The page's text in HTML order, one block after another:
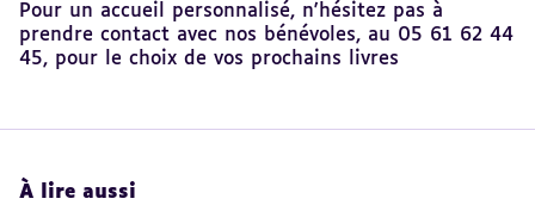
Pour un accueil personnalisé, n'hésitez pas à
prendre contact avec nos bénévoles, au 05 61 62 44
45, pour le choix de vos prochains livres
À lire aussi